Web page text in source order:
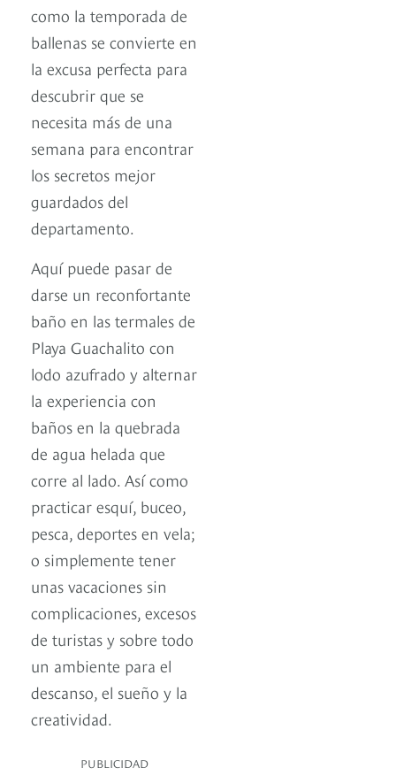
como la temporada de
ballenas se convierte en
la excusa perfecta para
descubrir que se
necesita más de una
semana para encontrar
los secretos mejor
guardados del
departamento.
Aquí puede pasar de
darse un reconfortante
baño en las termales de
Playa Guachalito con
lodo azufrado y alternar
la experiencia con
baños en la quebrada
de agua helada que
corre al lado. Así como
practicar esquí, buceo,
pesca, deportes en vela;
o simplemente tener
unas vacaciones sin
complicaciones, excesos
de turistas y sobre todo
un ambiente para el
descanso, el sueño y la
creatividad.
PUBLICIDAD